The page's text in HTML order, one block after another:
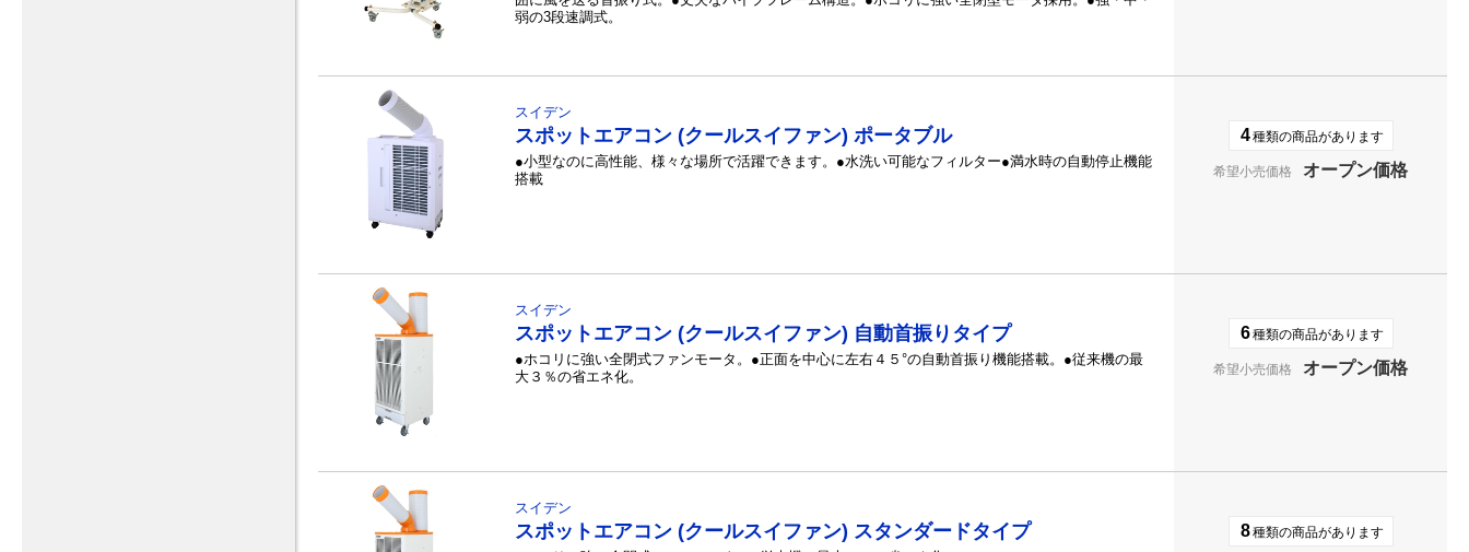
弱の3段速調式。
スイデン
スポットエアコン (クールスイファン) ポータブル
●小型なのに高性能、様々な場所で活躍できます。●水洗い可能なフィルター●満水時の自動停止機能
搭載
4種類の商品があります
希望小売価格 オープン価格
スイデン
スポットエアコン (クールスイファン) 自動首振りタイプ
●ホコリに強い全閉式ファンモータ。●正面を中心に左右４５°の自動首振り機能搭載。●従来機の最
大３％の省エネ化。
6種類の商品があります
希望小売価格 オープン価格
スイデン
スポットエアコン (クールスイファン) スタンダードタイプ 8種類の商品があります